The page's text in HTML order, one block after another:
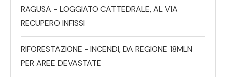
RAGUSA - LOGGIATO CATTEDRALE, AL VIA
RECUPERO INFISSI
RIFORESTAZIONE - INCENDI, DA REGIONE 18MLN
PER AREE DEVASTATE